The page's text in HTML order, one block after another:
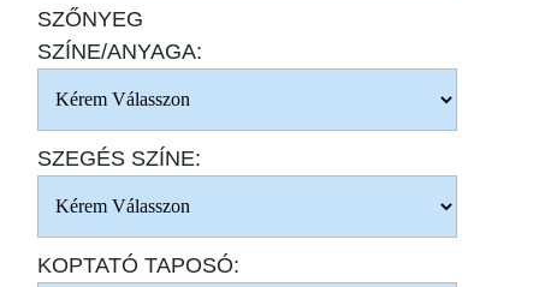
SZŐNYEG
SZÍNE/ANYAGA:
SZEGÉS SZÍNE:
KOPTATÓ TAPOSÓ: